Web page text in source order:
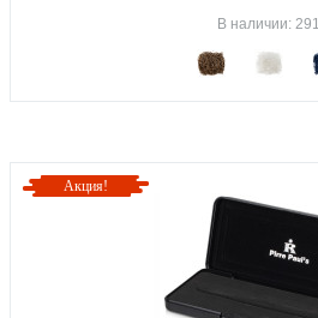
В наличии: 291
Акция!